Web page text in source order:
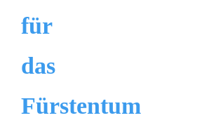
für
das
Fürstentum